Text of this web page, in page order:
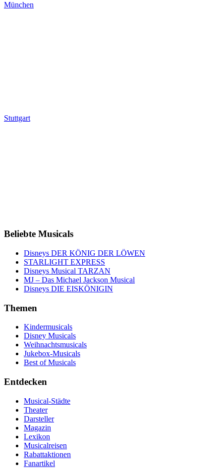
München
Stuttgart
Beliebte Musicals
Disneys DER KÖNIG DER LÖWEN
STARLIGHT EXPRESS
Disneys Musical TARZAN
MJ – Das Michael Jackson Musical
Disneys DIE EISKÖNIGIN
Themen
Kindermusicals
Disney Musicals
Weihnachtsmusicals
Jukebox-Musicals
Best of Musicals
Entdecken
Musical-Städte
Theater
Darsteller
Magazin
Lexikon
Musicalreisen
Rabattaktionen
Fanartikel